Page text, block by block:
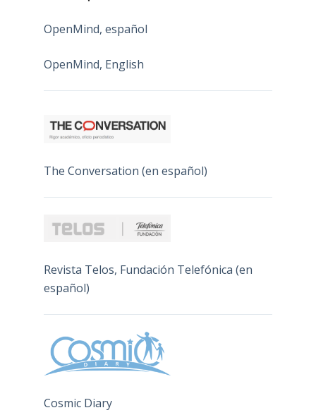
OpenMind, español
OpenMind, English
The Conversation (en español)
Revista Telos, Fundación Telefónica (en
español)
Cosmic Diary